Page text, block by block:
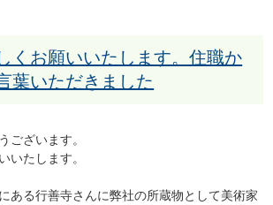
くお願いいたします。住職か
葉いただきました
ございます。
いたします。
ある行善寺さんに弊社の所蔵物として美術家